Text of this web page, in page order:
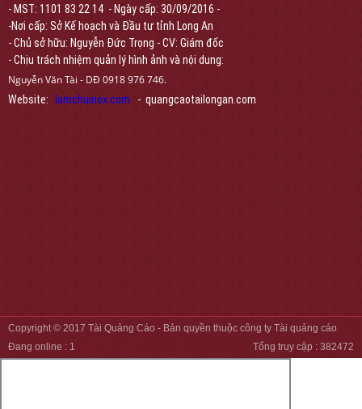
- MST: 1101 83 22 14 - Ngày cấp: 30/09/2016 -
-Nơi cấp: Sở Kế hoạch và Đầu tư tỉnh Long An
- Chủ sở hữu: Nguyễn Đức Trọng - CV: Giám đốc
- Chịu trách nhiệm quản lý hình ảnh và nội dung:
Nguyễn Văn Tài - DĐ 0918 976 746.
Website: lamchuinox.com - quangcaotailongan.com
Copyright © 2017 Tài Quảng Cáo - Bản quyền thuộc công ty Tài quảng cáo
Tổng truy cập : 382472
Đang online : 1